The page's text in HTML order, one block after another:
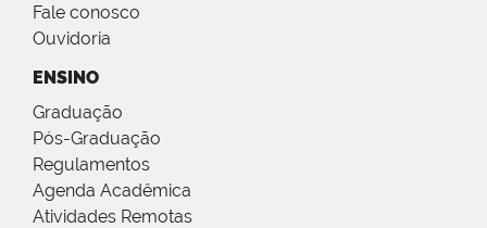
Fale conosco
Ouvidoria
ENSINO
Graduação
Pós-Graduação
Regulamentos
Agenda Acadêmica
Atividades Remotas